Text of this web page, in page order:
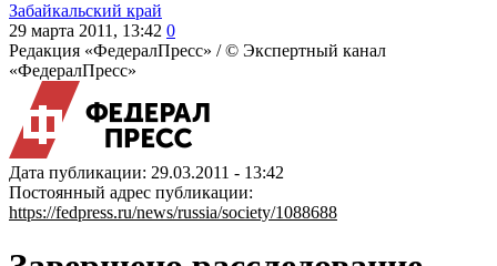
Забайкальский край
29 марта 2011, 13:42 0
Редакция «ФедералПресс» /© Экспертный канал
«ФедералПресс»
Дата публикации: 29.03.2011 - 13:42
Постоянный адрес публикации:
https://fedpress.ru/news/russia/society/1088688